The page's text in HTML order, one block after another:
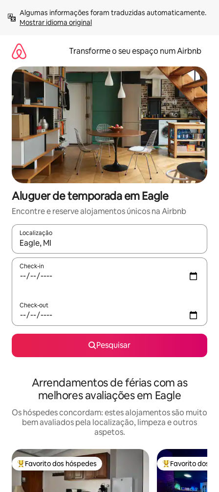
para
Mostrar idioma original
Transforme o seu espaço num Airbnb
Aluguer de temporada em Eagle
Encontre e reserve alojamentos únicos na Airbnb
Localização
Quando os resultados estiverem disponíveis, navegue com
Check-in
Check-out
Pesquisar
Arrendamentos de férias com as
melhores avaliações em Eagle
Os hóspedes concordam: estes alojamentos são muito
bem avaliados pela localização, limpeza e outros
aspetos.
Favoritos dos hóspedes mais apreciados
Favorito dos hóspedes Favoritos dos
Favorito dos